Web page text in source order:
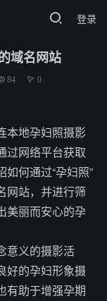
登录
域名网站
84 0
本地孕妇照摄影
过网络平台获取
何通过“孕妇照”
网站，并进行筛
美丽而安心的孕
意义的摄影活
好的孕妇形象摄
有助于增强孕期